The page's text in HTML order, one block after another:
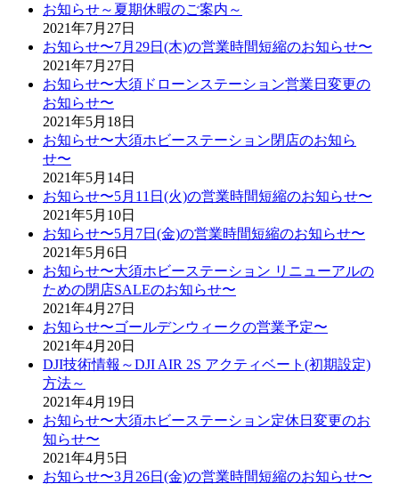
お知らせ～夏期休暇のご案内～
2021年7月27日
お知らせ〜7月29日(木)の営業時間短縮のお知らせ〜
2021年7月27日
お知らせ〜大須ドローンステーション営業日変更の
お知らせ〜
2021年5月18日
お知らせ〜大須ホビーステーション閉店のお知ら
せ〜
2021年5月14日
お知らせ〜5月11日(火)の営業時間短縮のお知らせ〜
2021年5月10日
お知らせ〜5月7日(金)の営業時間短縮のお知らせ〜
2021年5月6日
お知らせ〜大須ホビーステーション リニューアルの
ための閉店SALEのお知らせ〜
2021年4月27日
お知らせ〜ゴールデンウィークの営業予定〜
2021年4月20日
DJI技術情報～DJI AIR 2S アクティベート(初期設定)
方法～
2021年4月19日
お知らせ〜大須ホビーステーション定休日変更のお
知らせ〜
2021年4月5日
お知らせ〜3月26日(金)の営業時間短縮のお知らせ〜